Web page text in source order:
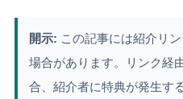
開示: この記事には紹介リ
場合があります。リンク経
合、紹介者に特典が発生す